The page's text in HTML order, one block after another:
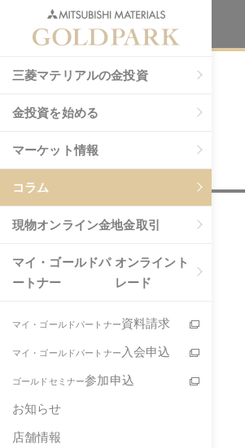
三菱マテリアルの金投資
金投資を始める
マーケット情報
コラム
現物オンライン金地金取引
マイ・ゴールドパ
ートナー
オンライント
レード
マイ・ゴールドパートナー資料請求
マイ・ゴールドパートナー 入会申込
ゴールドセミナー参加申込
お知らせ
店舗情報